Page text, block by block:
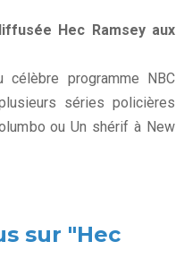
Hec Ramsey aux
programme NBC
séries policières
ou Un shérif à New
sur "Hec